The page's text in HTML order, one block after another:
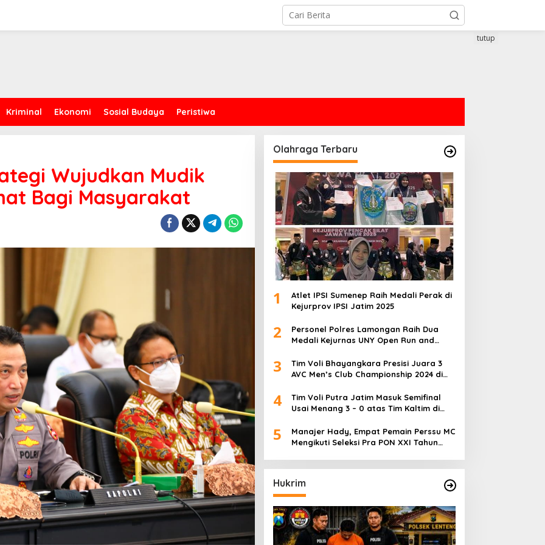
Kriminal Ekonomi Sosial Budaya Peristiwa
tutup
Wujudkan Mudik
Bagi Masyarakat
Olahraga Terbaru
1
Atlet IPSI Sumenep Raih Medali Perak di
Kejurprov IPSI Jatim 2025
2
Personel Polres Lamongan Raih Dua
Medali Kejurnas UNY Open Run and
3
Tim Voli Bhayangkara Presisi Juara 3
AVC Men’s Club Championship 2024 di
4
Tim Voli Putra Jatim Masuk Semifinal
Usai Menang 3 – 0 atas Tim Kaltim di
5
Manajer Hady, Empat Pemain Perssu MC
Mengikuti Seleksi Pra PON XXI Tahun
Hukrim